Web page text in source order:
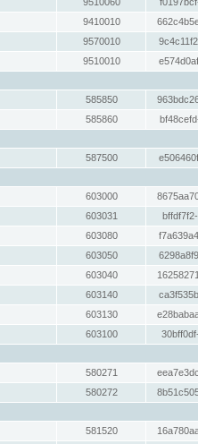
9410010
9570010
9510010
585850
585860
587500
603000
603031
603080
603050
603040
603140
603130
603100
580271
580272
581520